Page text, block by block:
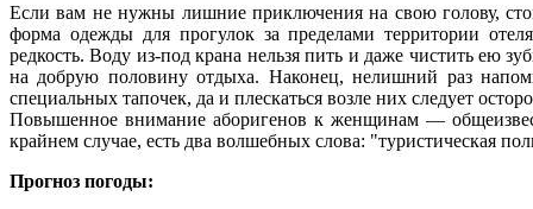
Если вам не нужны лишние приключения на свою голову,
форма одежды для прогулок за пределами территории
редкость. Воду из-под крана нельзя пить и даже чистить ею
на добрую половину отдыха. Наконец, нелишний раз
специальных тапочек, да и плескаться возле них следует
Повышенное внимание аборигенов к женщинам —
крайнем случае, есть два волшебных слова: "туристическая
Прогноз погоды: